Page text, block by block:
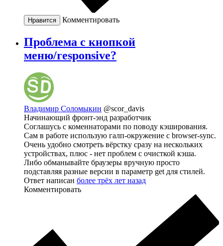
Нравится Комментировать
Проблема с кнопкой
меню/responsive?
Владимир Соломыкин @scor_davis
Начинающий фронт-энд разработчик
Соглашусь с коменнаторами по поводу кэширования.
Сам в работе использую галп-окружение с browser-sync.
Очень удобно смотреть вёрстку сразу на нескольких
устройствах, плюс - нет проблем с очисткой кэша.
Либо обманывайте браузеры вручную просто
подставляя разные версии в параметр get для стилей.
Ответ написан более трёх лет назад
Комментировать